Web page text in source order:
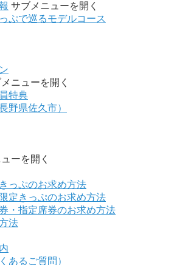
サブメニューを開く
ぷで巡るモデルコース
ニューを開く
特典
野県佐久市）
ーを開く
っぷのお求め方法
定きっぷのお求め方法
・指定席券のお求め方法
法
あるご質問）